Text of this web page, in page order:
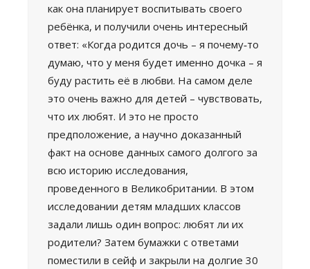
как она планирует воспитывать своего
ребёнка, и получили очень интересный
ответ: «Когда родится дочь – я почему‑то
думаю, что у меня будет именно дочка – я
буду растить её в любви. На самом деле
это очень важно для детей – чувствовать,
что их любят. И это не просто
предположение, а научно доказанный
факт на основе данных самого долгого за
всю историю исследования,
проведенного в Великобритании. В этом
исследовании детям младших классов
задали лишь один вопрос: любят ли их
родители? Затем бумажки с ответами
поместили в сейф и закрыли на долгие 30